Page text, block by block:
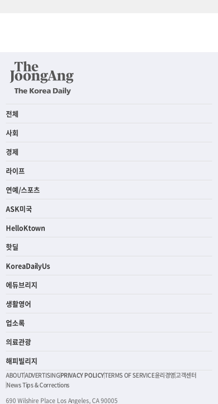
전체
사회
경제
라이프
연예/스포츠
ASK미국
HelloKtown
핫딜
KoreaDailyUs
에듀브리지
생활영어
업소록
의료관광
해피빌리지
ABOUTADVERTISINGPRIVACY POLICYTERMS OF SERVICE윤리경영고객센터
News Tips & Corrections
690 Wilshire Place Los Angeles, CA 90005